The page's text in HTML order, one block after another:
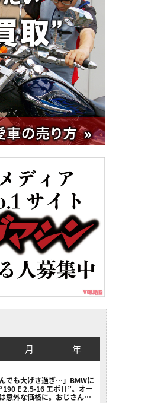
月 年
んでも大げさ過ぎ…」BMWに
E 2.5-16 エボⅡ”。オー
意外な価格に。おじさん達